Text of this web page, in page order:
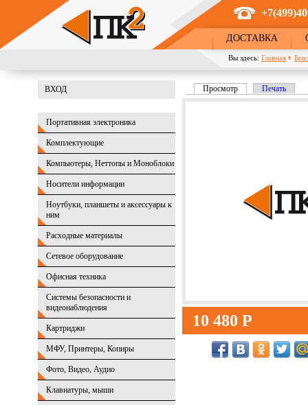
Перейти к основному содержанию
ДОСТАВКА
Вы здесь: Главная
ВХОД
Портативная электроника
Комплектующие
Компьютеры, Неттопы и Моноблоки
Носители информации
Ноутбуки, планшеты и аксессуары к
ним
Расходные материалы
Сетевое оборудование
Офисная техника
Системы безопасности и
видеонаблюдения
Картриджи
МФУ, Принтеры, Копиры
Фото, Видео, Аудио
Клавиатуры, мыши
Главные вкладки
Просмотр (активная вкладка)
Печать
10 480 Р